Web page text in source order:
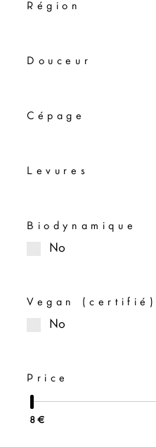
Région
Douceur
Cépage
Levures
Biodynamique
No
Vegan (certifié)
No
Price
8 €